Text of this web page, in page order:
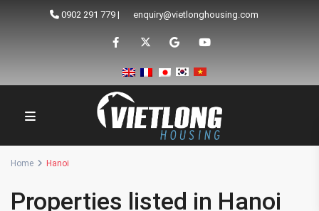
0902 291 779 | enquiry@vietlonghousing.com
Home Hanoi
Properties listed in Hanoi